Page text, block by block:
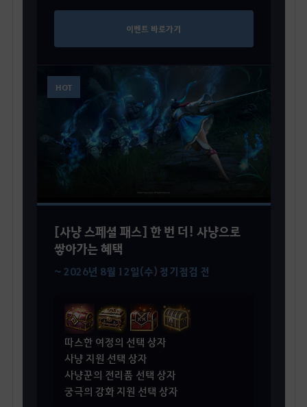
이벤트 바로가기
HOT
[사냥 스페셜 패스] 한 번 더! 사냥으로
쌓아가는 혜택
~ 2026년 8월 12일(수) 정기점검 전
따스한 여정의 선택 상자
사냥 지원 선택 상자
사냥꾼의 전리품 선택 상자
궁극의 강화 지원 선택 상자